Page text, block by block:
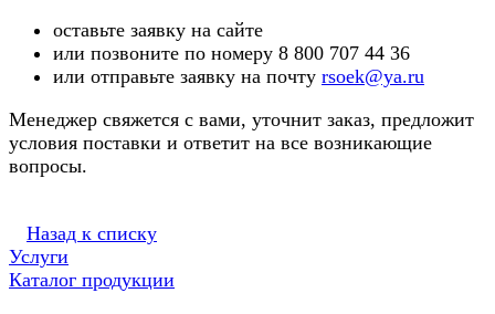
оставьте заявку на сайте
или позвоните по номеру 8 800 707 44 36
или отправьте заявку на почту rsoek@ya.ru
Менеджер свяжется с вами, уточнит заказ, предложит
условия поставки и ответит на все возникающие
вопросы.
Назад к списку
Услуги
Каталог продукции